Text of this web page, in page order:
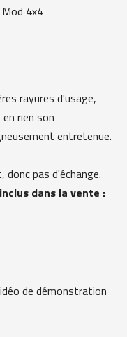
4x4
rayures d'usage,
rien son
entretenue.
donc pas d'échange.
dans la vente :
de démonstration